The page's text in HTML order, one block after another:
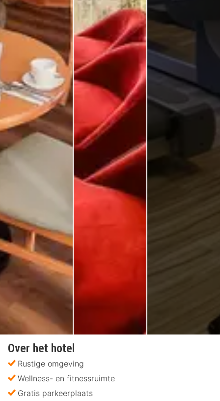
Over het hotel
Rustige omgeving
Wellness- en fitnessruimte
Gratis parkeerplaats